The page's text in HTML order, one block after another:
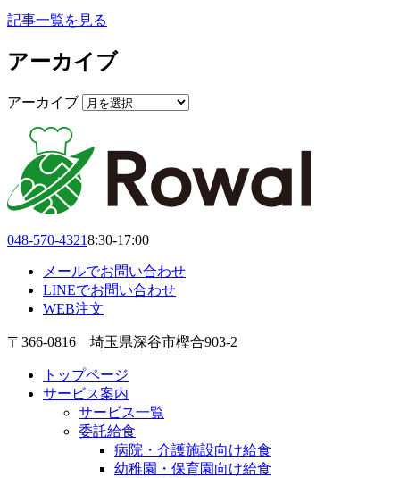
記事一覧を見る
アーカイブ
アーカイブ
048-570-43218:30-17:00
メールでお問い合わせ
LINEでお問い合わせ
WEB注文
〒366-0816 埼玉県深谷市樫合903-2
トップページ
サービス案内
サービス一覧
委託給食
病院・介護施設向け給食
幼稚園・保育園向け給食